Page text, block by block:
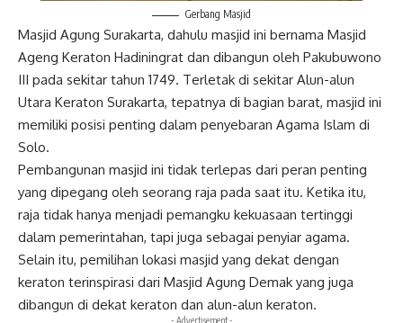
Gerbang Masjid
Masjid Agung Surakarta, dahulu masjid ini bernama Masjid
Ageng Keraton Hadiningrat dan dibangun oleh Pakubuwono
III pada sekitar tahun 1749. Terletak di sekitar Alun-alun
Utara Keraton Surakarta, tepatnya di bagian barat, masjid ini
memiliki posisi penting dalam penyebaran Agama Islam di
Solo.
Pembangunan masjid ini tidak terlepas dari peran penting
yang dipegang oleh seorang raja pada saat itu. Ketika itu,
raja tidak hanya menjadi pemangku kekuasaan tertinggi
dalam pemerintahan, tapi juga sebagai penyiar agama.
Selain itu, pemilihan lokasi masjid yang dekat dengan
keraton terinspirasi dari Masjid Agung Demak yang juga
dibangun di dekat keraton dan alun-alun keraton.
- Advertisement -